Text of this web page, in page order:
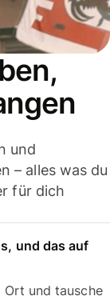
und
– alles was du
für dich
und das auf
Ort und tausche